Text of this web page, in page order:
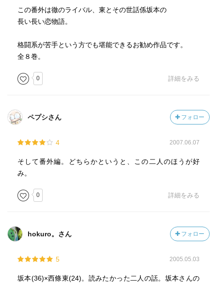
この番外は徹のライバル、東とその世話係坂本の
長い長い恋物語。
格闘系が苦手という方でも堪能できるお勧め作品です。
全８巻。
0 詳細をみる
ペプシさん フォロー
4 2007.06.07
そして番外編。どちらかというと、この二人のほうが好
み。
0 詳細をみる
hokuro。さん フォロー
5 2005.05.03
坂本(36)×西條東(24)。読みたかった二人の話。坂本さんの